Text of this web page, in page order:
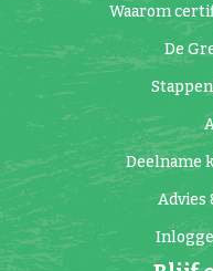
Waarom
De
Deelname
Advies